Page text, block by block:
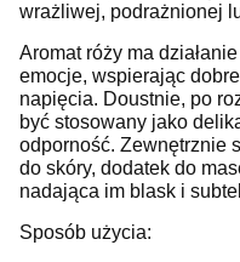
wrażliwej, podrażnionej
Aromat róży ma
emocje, wspierając
napięcia. Doustnie, po
być stosowany jako
odporność. Zewnętrznie
do skóry, dodatek do
nadająca im blask i
Sposób użycia: